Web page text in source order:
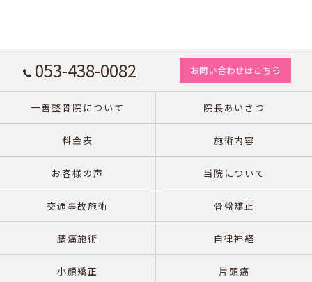
053-438-0082 お問い合わせはこちら
一善整骨院について 院長あいさつ
料金表 施術内容
お客様の声 当院について
交通事故施術 骨盤矯正
腰痛施術 自律神経
小顔矯正 片頭痛